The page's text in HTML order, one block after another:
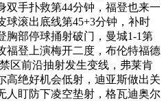
双手扑救第44分钟，福登也来一
球滚出底线第45+3分钟，补时
胸部停球捅射破门，曼城1-1第
福登上演梅开二度，布伦特福德
区前沿抽射发生变线，弗莱肯
高绝好机会低射，迪亚斯做出关
人盯防下凌空垫射，格瓦迪奥尔